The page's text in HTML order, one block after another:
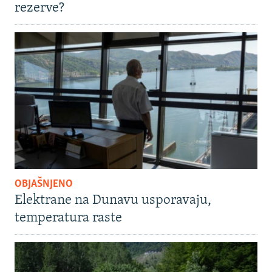
rezerve?
OBJAŠNJENO
Elektrane na Dunavu usporavaju,
temperatura raste